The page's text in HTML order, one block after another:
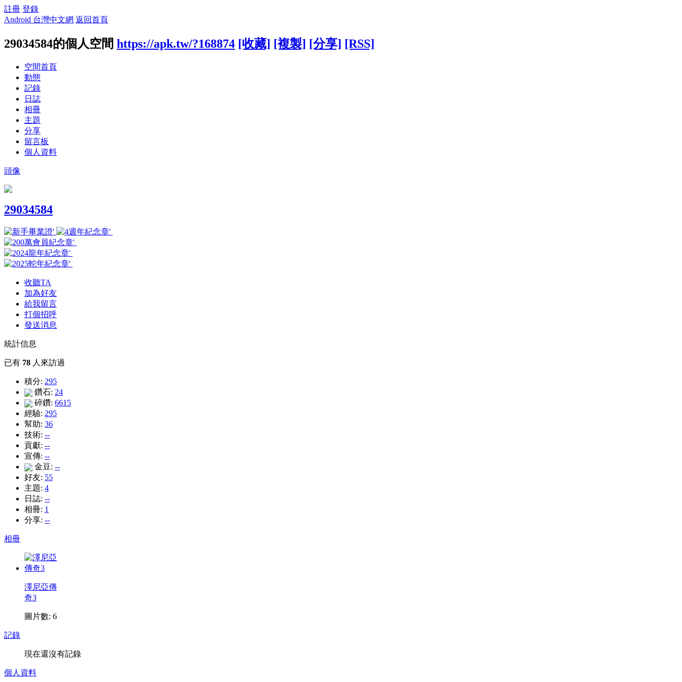
註冊 登錄
Android 台灣中文網 返回首頁
29034584的個人空間 https://apk.tw/?168874 [收藏] [複製] [分享] [RSS]
空間首頁
動態
記錄
日誌
相冊
主題
分享
留言板
個人資料
頭像
29034584
收聽TA
加為好友
給我留言
打個招呼
發送消息
統計信息
已有 78 人來訪過
積分: 295
鑽石: 24
碎鑽: 6615
經驗: 295
幫助: 36
技術: --
貢獻: --
宣傳: --
金豆: --
好友: 55
主題: 4
日誌: --
相冊: 1
分享: --
相冊
澤尼亞傳
奇3
圖片數: 6
記錄
現在還沒有記錄
個人資料